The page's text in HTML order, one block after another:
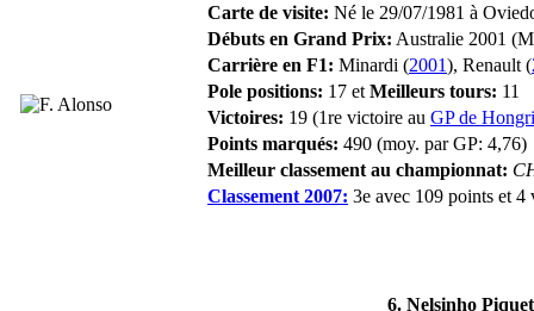
Carte de visite: Né le 29/07/1981 à
Débuts en Grand Prix: Australie 2001
Carrière en F1: Minardi (2001), Renault (
Pole positions: 17 et Meilleurs tours: 11
Victoires: 19 (1re victoire au GP de
Points marqués: 490 (moy. par GP: 4,76)
Meilleur classement au championnat:
Classement 2007: 3e avec 109 points et 4
6. Nelsinho Piquet